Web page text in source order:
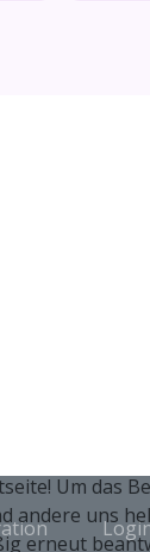
Um das
andere uns
erneut